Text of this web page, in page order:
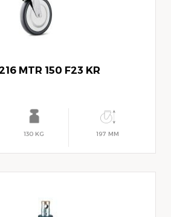
MTR 150 F23 KR
130 KG 197 MM